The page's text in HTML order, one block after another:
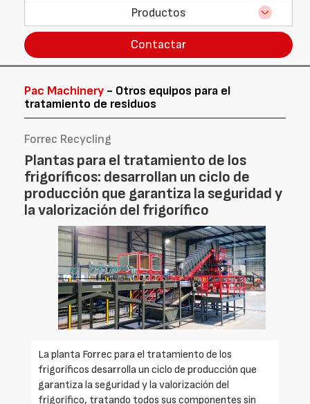
Productos
Contactar
Pac Machinery - Otros equipos para el
tratamiento de residuos
Forrec Recycling
Plantas para el tratamiento de los
frigoríficos: desarrollan un ciclo de
producción que garantiza la seguridad y
la valorización del frigorífico
La planta Forrec para el tratamiento de los
frigoríficos desarrolla un ciclo de producción que
garantiza la seguridad y la valorización del
frigorífico, tratando todos sus componentes sin